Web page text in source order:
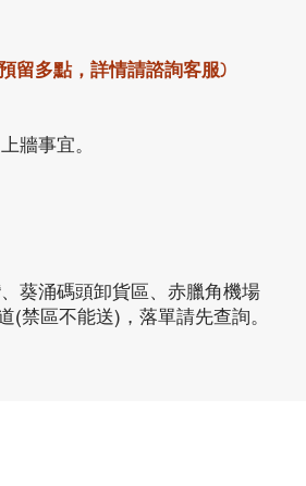
留多點，詳情請諮詢客服)
牆事宜。
葵涌碼頭卸貨區、赤臘角機場
禁區不能送)，落單請先查詢。